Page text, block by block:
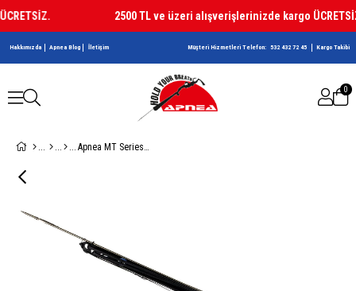
2500 TL ve üzeri alışverişlerinizde kargo ÜCRETSİZ.
Hakkımızda Apnea Blog İletişim Müşteri Hizmetleri Telefon: 532 432 72 45 Kargo Takibi
0
Apnea MT Series Open Zıpkın Serisi